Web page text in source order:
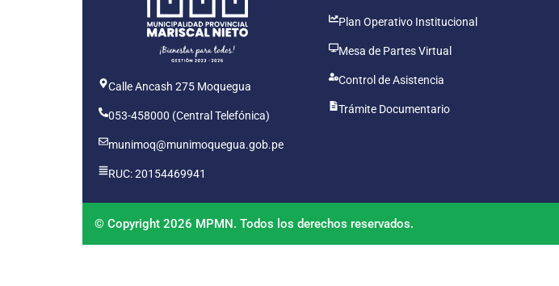
Calle Ancash 275 Moquegua
053-458000 (Central Telefónica)
munimoq@munimoquegua.gob.pe
RUC: 20154469941
Plan Operativo Institucional
Mesa de Partes Virtual
Control de Asistencia
Trámite Documentario
© Copyright 2026 MPMN. Todos los derechos reservados.